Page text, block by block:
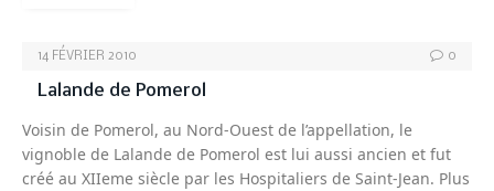
14 FÉVRIER 2010 0
Lalande de Pomerol
Voisin de Pomerol, au Nord-Ouest de l’appellation, le
vignoble de Lalande de Pomerol est lui aussi ancien et fut
créé au XIIeme siècle par les Hospitaliers de Saint-Jean. Plus